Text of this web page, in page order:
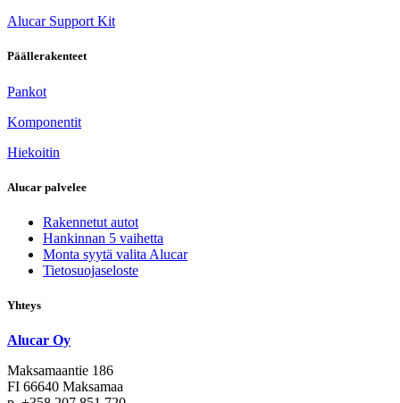
Alucar Support Kit
Päällerakenteet
Pankot
Komponentit
Hiekoitin
Alucar palvelee
Rakennetut autot
Hankinnan 5 vaihetta
Monta syytä valita Alucar
Tietosuojaseloste
Yhteys
Alucar Oy
Maksamaantie 186
FI 66640 Maksamaa